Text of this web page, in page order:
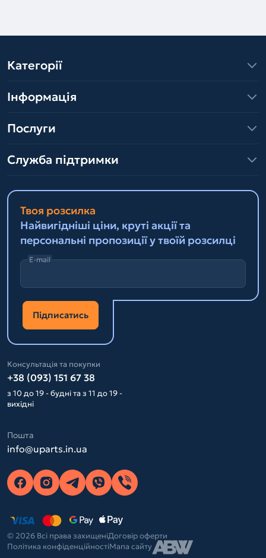
Категорії
Інформація
Послуги
Служба підтримки
Твоя розсилка
Найвигідніші ціни, круті акції та
персональні пропозиції у твоїй розсилці
E-mail
Підписатись
Консультація та покупки
+38 (093) 151 67 38
з 10 до 19 - будні та з 11 до 19 -
вихідні
Пошта
info@uparts.in.ua
© 2026 Всі права захищеніДоговір оферти
Політика конфіденційностіМапа сайту